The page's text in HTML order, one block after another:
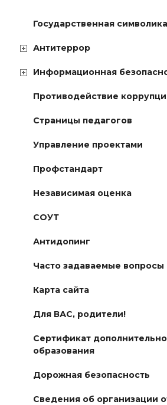
Государственная символика
Антитеррор
Информационная
Противодействие
Страницы педагогов
Управление проектами
Профстандарт
Независимая оценка
СОУТ
Антидопинг
Часто задаваемые вопросы
Карта сайта
Для ВАС, родители!
Сертификат
образования
Дорожная безопасность
Сведения об организации